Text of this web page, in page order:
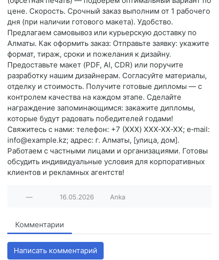
цене. Скорость. Срочный заказ выполним от 1 рабочего
дня (при наличии готового макета). Удобство.
Предлагаем самовывоз или курьерскую доставку по
Алматы. Как оформить заказ: Отправьте заявку: укажите
формат, тираж, сроки и пожелания к дизайну.
Предоставьте макет (PDF, AI, CDR) или поручите
разработку нашим дизайнерам. Согласуйте материалы,
отделку и стоимость. Получите готовые дипломы — с
контролем качества на каждом этапе. Сделайте
награждение запоминающимся: закажите дипломы,
которые будут радовать победителей годами!
Свяжитесь с нами: телефон: +7 (XXX) XXX‑XX‑XX; e‑mail:
info@example.kz; адрес: г. Алматы, [улица, дом].
Работаем с частными лицами и организациями. Готовы
обсудить индивидуальные условия для корпоративных
клиентов и рекламных агентств!
— 16.05.2026 Anka
Комментарии
Написать комментарий